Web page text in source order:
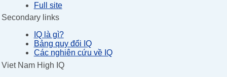
Full site
Secondary links
IQ là gì?
Bảng quy đổi IQ
Các nghiên cứu về IQ
Viet Nam High IQ